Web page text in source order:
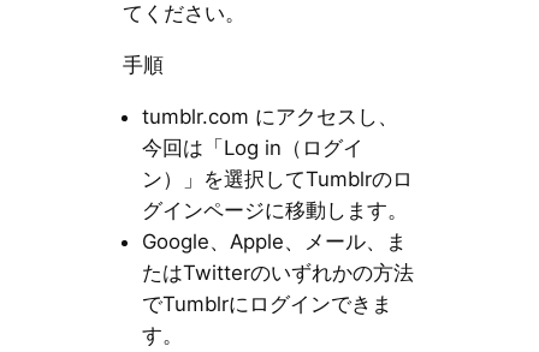
てください。
手順
tumblr.com にアクセスし、
今回は「Log in（ログイ
ン）」を選択してTumblrのロ
グインページに移動します。
Google、Apple、メール、ま
たはTwitterのいずれかの方法
でTumblrにログインできま
す。